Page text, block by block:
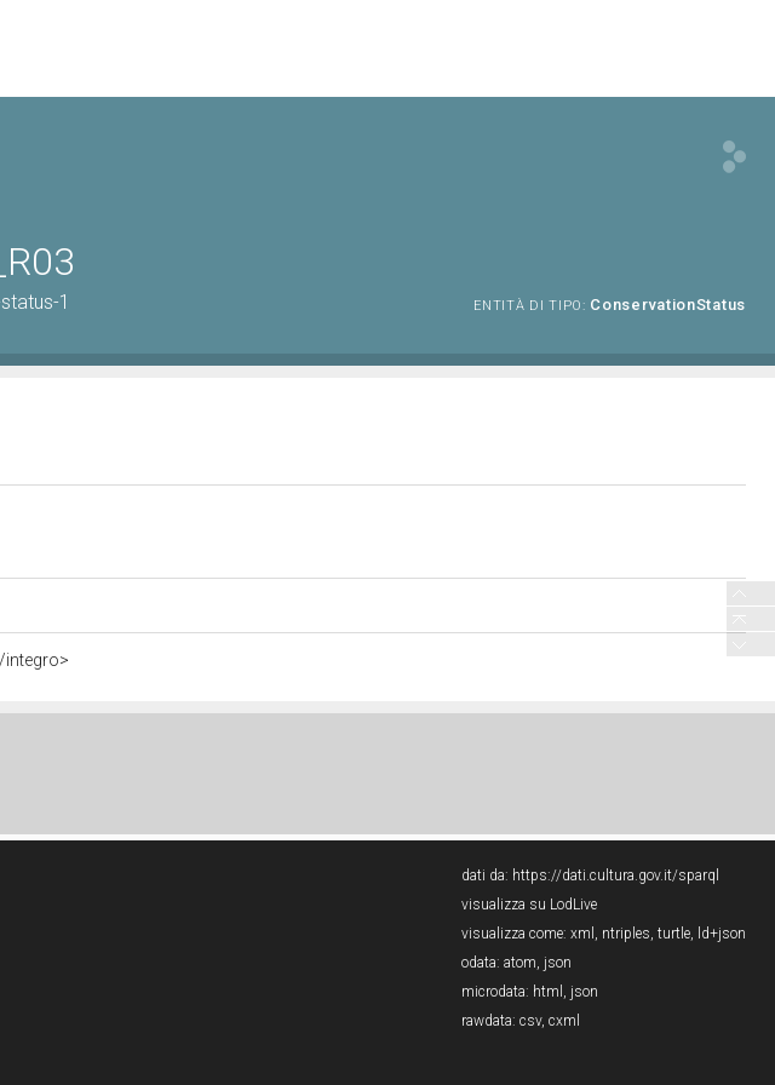
1 ENTITÀ DI TIPO: ConservationStatus
dati da: https://dati.cultura.gov.it/sparql
visualizza su LodLive
visualizza come: xml , ntriples, turtle, ld+json
odata: atom, json
microdata: html , json
rawdata: csv, cxml